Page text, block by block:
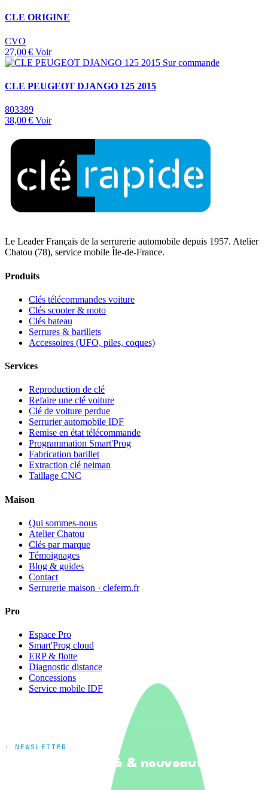
CLE ORIGINE
CVO
27,00 € Voir
Sur commande
CLE PEUGEOT DJANGO 125 2015
803389
38,00 € Voir
Le Leader Français de la serrurerie automobile depuis 1957. Atelier
Chatou (78), service mobile Île-de-France.
Produits
Clés télécommandes voiture
Clés scooter & moto
Clés bateau
Serrures & barillets
Accessoires (UFO, piles, coques)
Services
Reproduction de clé
Refaire une clé voiture
Clé de voiture perdue
Serrurier automobile IDF
Remise en état télécommande
Programmation Smart'Prog
Fabrication barillet
Extraction clé neiman
Taillage CNC
Maison
Qui sommes-nous
Atelier Chatou
Clés par marque
Témoignages
Blog & guides
Contact
Serrurerie maison · cleferm.fr
Pro
Espace Pro
Smart'Prog cloud
ERP & flotte
Diagnostic distance
Concessions
Service mobile IDF
· NEWSLETTER
Tendances marché & nouveautés